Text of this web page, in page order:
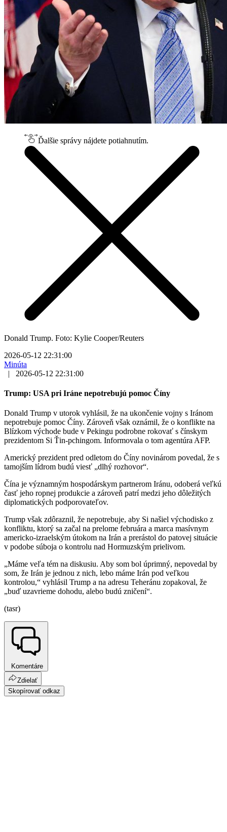
Ďalšie správy nájdete potiahnutím.
Donald Trump. Foto: Kylie Cooper/Reuters
2026-05-12 22:31:00
Minúta
|
2026-05-12 22:31:00
Trump: USA pri Iráne nepotrebujú pomoc Číny
Donald Trump v utorok vyhlásil, že na ukončenie vojny s Iránom
nepotrebuje pomoc Číny. Zároveň však oznámil, že o konflikte na
Blízkom východe bude v Pekingu podrobne rokovať s čínskym
prezidentom Si Ťin-pchingom. Informovala o tom agentúra AFP.
Americký prezident pred odletom do Číny novinárom povedal, že s
tamojším lídrom budú viesť „dlhý rozhovor“.
Čína je významným hospodárskym partnerom Iránu, odoberá veľkú
časť jeho ropnej produkcie a zároveň patrí medzi jeho dôležitých
diplomatických podporovateľov.
Trump však zdôraznil, že nepotrebuje, aby Si našiel východisko z
konfliktu, ktorý sa začal na prelome februára a marca masívnym
americko-izraelským útokom na Irán a prerástol do patovej situácie
v podobe súboja o kontrolu nad Hormuzským prielivom.
„Máme veľa tém na diskusiu. Aby som bol úprimný, nepovedal by
som, že Irán je jednou z nich, lebo máme Irán pod veľkou
kontrolou,“ vyhlásil Trump a na adresu Teheránu zopakoval, že
„buď uzavrieme dohodu, alebo budú zničení“.
(tasr)
Komentáre
Zdielať
Skopírovať odkaz